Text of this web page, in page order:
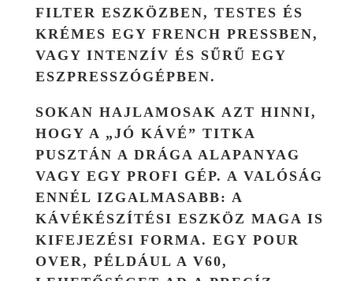
FILTER ESZKÖZBEN, TESTES ÉS
KRÉMES EGY FRENCH PRESSBEN,
VAGY INTENZÍV ÉS SŰRŰ EGY
ESZPRESSZÓGÉPBEN.
SOKAN HAJLAMOSAK AZT HINNI,
HOGY A „JÓ KÁVÉ” TITKA
PUSZTÁN A DRÁGA ALAPANYAG
VAGY EGY PROFI GÉP. A VALÓSÁG
ENNÉL IZGALMASABB: A
KÁVÉKÉSZÍTÉSI ESZKÖZ MAGA IS
KIFEJEZÉSI FORMA. EGY POUR
OVER, PÉLDÁUL A V60,